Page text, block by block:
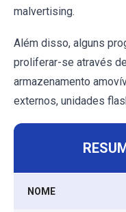
malvertising.
Além disso, alguns
proliferar-se através
armazenamento
externos, unidades
NOME